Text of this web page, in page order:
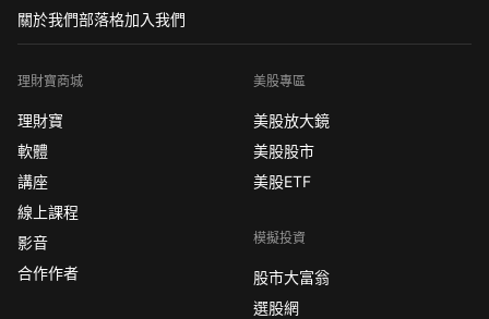
關於我們部落格加入我們
理財寶商城
理財寶
軟體
講座
線上課程
影音
合作作者
美股專區
美股放大鏡
美股股市
美股ETF
模擬投資
股市大富翁
選股網